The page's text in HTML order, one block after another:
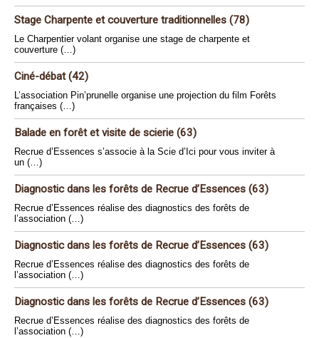
Stage Charpente et couverture traditionnelles (78)
Le Charpentier volant organise une stage de charpente et
couverture (…)
Ciné-débat (42)
L’association Pin’prunelle organise une projection du film Forêts
françaises (…)
Balade en forêt et visite de scierie (63)
Recrue d’Essences s’associe à la Scie d’Ici pour vous inviter à
un (…)
Diagnostic dans les forêts de Recrue d’Essences (63)
Recrue d’Essences réalise des diagnostics des forêts de
l’association (…)
Diagnostic dans les forêts de Recrue d’Essences (63)
Recrue d’Essences réalise des diagnostics des forêts de
l’association (…)
Diagnostic dans les forêts de Recrue d’Essences (63)
Recrue d’Essences réalise des diagnostics des forêts de
l’association (…)